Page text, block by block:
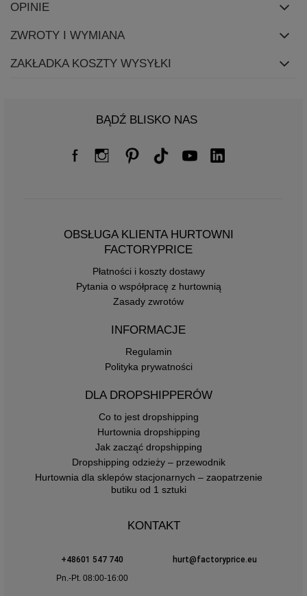
OPINIE
ZWROTY I WYMIANA
ZAKŁADKA KOSZTY WYSYŁKI
BĄDŹ BLISKO NAS
OBSŁUGA KLIENTA HURTOWNI
FACTORYPRICE
Płatności i koszty dostawy
Pytania o współpracę z hurtownią
Zasady zwrotów
INFORMACJE
Regulamin
Polityka prywatności
DLA DROPSHIPPERÓW
Co to jest dropshipping
Hurtownia dropshipping
Jak zacząć dropshipping
Dropshipping odzieży – przewodnik
Hurtownia dla sklepów stacjonarnych – zaopatrzenie
butiku od 1 sztuki
KONTAKT
+48601 547 740
hurt@factoryprice.eu
Pn.-Pt. 08:00-16:00